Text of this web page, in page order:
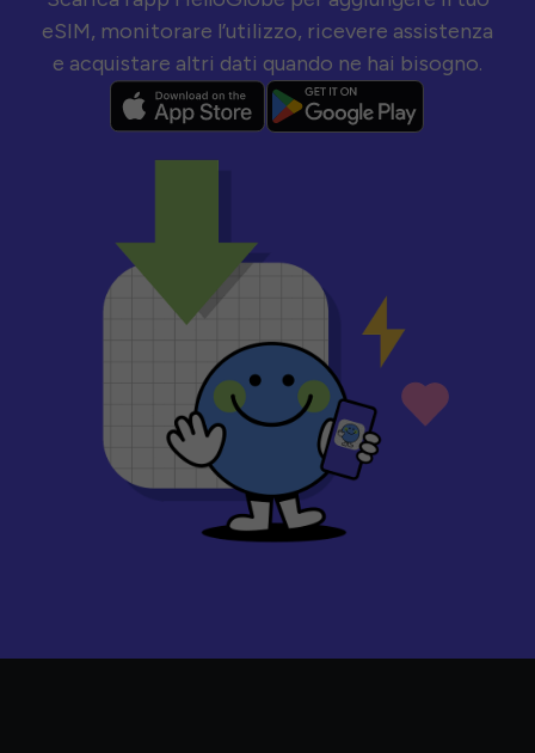
eSIM, monitorare l’utilizzo, ricevere assistenza
e acquistare altri dati quando ne hai bisogno.